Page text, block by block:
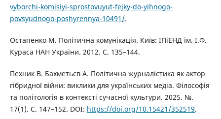
vyborchi-komisiyi-sprostovuyut-fejky-do-yihnogo-
povsyudnogo-poshyrennya-10491/.
Остапенко М. Політична комунікація. Київ: ІПіЕНД ім. І.Ф.
Кураса НАН України. 2012. С. 135–144.
Пехник В. Бахметьєв А. Політична журналістика як актор
гібридної війни: виклики для українських медіа. Філософія
та політологія в контексті сучасної культури. 2025. №.
17(1). С. 147–152. DOI: https://doi.org/10.15421/352519.